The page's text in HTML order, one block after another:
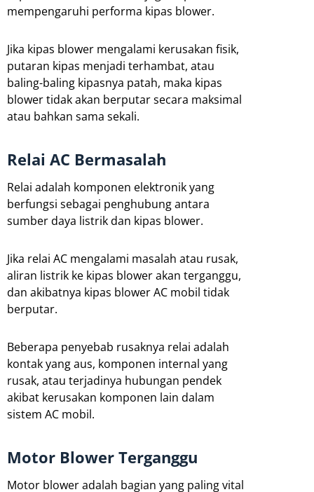
mempengaruhi performa kipas blower.
Jika kipas blower mengalami kerusakan fisik,
putaran kipas menjadi terhambat, atau
baling-baling kipasnya patah, maka kipas
blower tidak akan berputar secara maksimal
atau bahkan sama sekali.
Relai AC Bermasalah
Relai adalah komponen elektronik yang
berfungsi sebagai penghubung antara
sumber daya listrik dan kipas blower.
Jika relai AC mengalami masalah atau rusak,
aliran listrik ke kipas blower akan terganggu,
dan akibatnya kipas blower AC mobil tidak
berputar.
Beberapa penyebab rusaknya relai adalah
kontak yang aus, komponen internal yang
rusak, atau terjadinya hubungan pendek
akibat kerusakan komponen lain dalam
sistem AC mobil.
Motor Blower Terganggu
Motor blower adalah bagian yang paling vital